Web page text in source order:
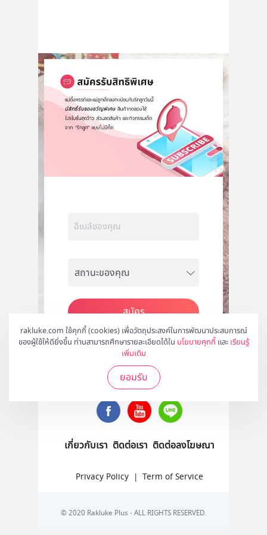
rakluke.com ใช้คุกกี้ (cookies) เพื่อวัตถุประสงค์ในการพัฒนาประสบการณ์
ของผู้ใช้ให้ดียิ่งขึ้น ท่านสามารถศึกษารายละเอียดได้ใน นโยบายคุกกี้ และ เรียนรู้
เพิ่มเติม
ยอมรับ
สมัคร
ติดตามเราได้ที่
เกี่ยวกับเรา ติดต่อเรา ติดต่อลงโฆษณา
Privacy Policy | Term of Service
© 2020 Rakluke Plus - ALL RIGHTS RESERVED.